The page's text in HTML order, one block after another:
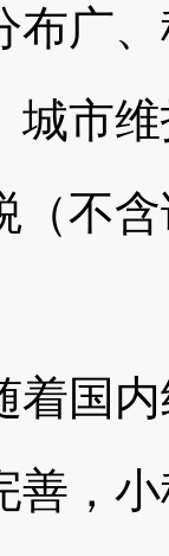
布广
城市
（不
内
善，